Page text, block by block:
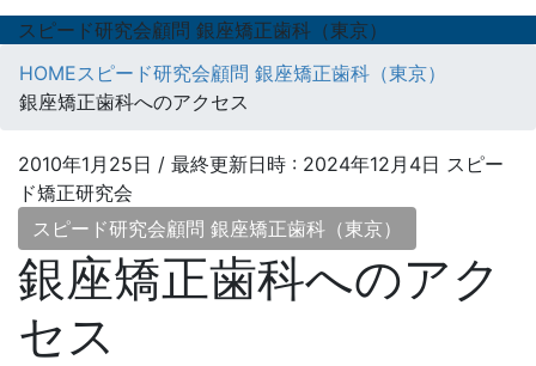
スピード研究会顧問 銀座矯正歯科（東京）
HOMEスピード研究会顧問 銀座矯正歯科（東京）
銀座矯正歯科へのアクセス
2010年1月25日 / 最終更新日時 : 2024年12月4日 スピー
ド矯正研究会
スピード研究会顧問 銀座矯正歯科（東京）
銀座矯正歯科へのアク
セス